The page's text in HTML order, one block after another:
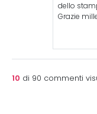
dello
Grazie
10 di 90 commenti